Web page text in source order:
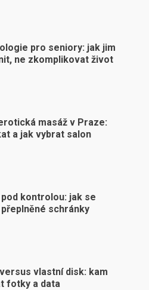
pro seniory: jak jim
ne zkomplikovat život
masáž v Praze:
a jak vybrat salon
pod kontrolou: jak se
schránky
vlastní disk: kam
fotky a data